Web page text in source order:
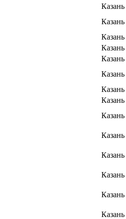
Казань
Казань
Казань
Казань
Казань
Казань
Казань
Казань
Казань
Казань
Казань
Казань
Казань
Казань